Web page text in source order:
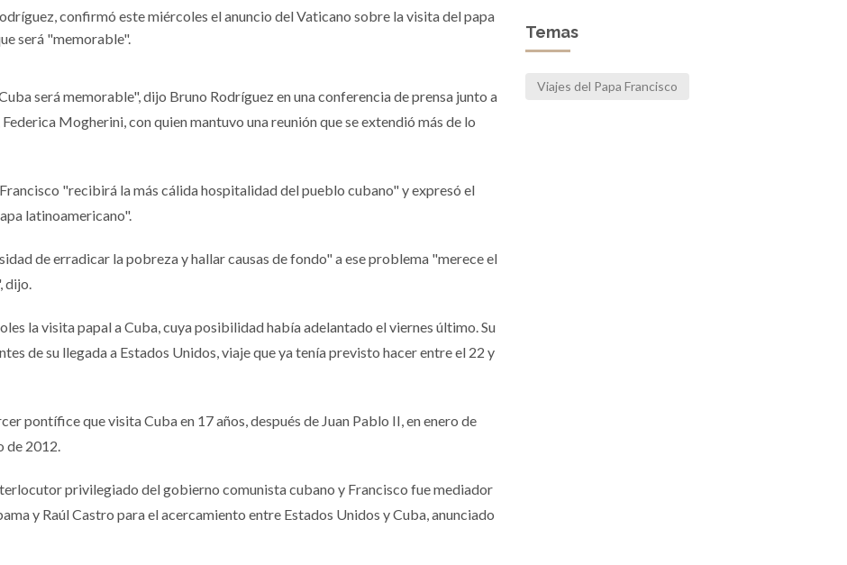
confirmó este miércoles el anuncio del Vaticano sobre la visita del papa
será "memorable".
será memorable", dijo Bruno Rodríguez en una conferencia de prensa junto a
Mogherini, con quien mantuvo una reunión que se extendió más de lo
"recibirá la más cálida hospitalidad del pueblo cubano" y expresó el
latinoamericano".
de erradicar la pobreza y hallar causas de fondo" a ese problema "merece el
dijo.
la visita papal a Cuba, cuya posibilidad había adelantado el viernes último. Su
de su llegada a Estados Unidos, viaje que ya tenía previsto hacer entre el 22 y
pontífice que visita Cuba en 17 años, después de Juan Pablo II, en enero de
de 2012.
privilegiado del gobierno comunista cubano y Francisco fue mediador
y Raúl Castro para el acercamiento entre Estados Unidos y Cuba, anunciado
Temas
Viajes del Papa Francisco